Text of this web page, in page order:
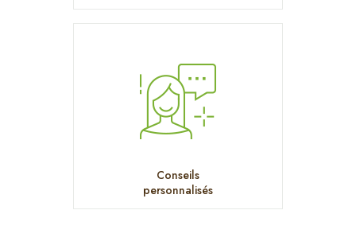
Conseils
personnalisés